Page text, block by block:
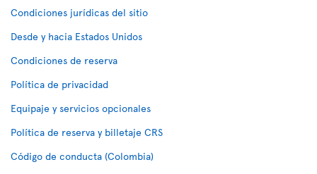
Condiciones jurídicas del sitio
Desde y hacia Estados Unidos
Condiciones de reserva
Política de privacidad
Equipaje y servicios opcionales
Política de reserva y billetaje CRS
Código de conducta (Colombia)